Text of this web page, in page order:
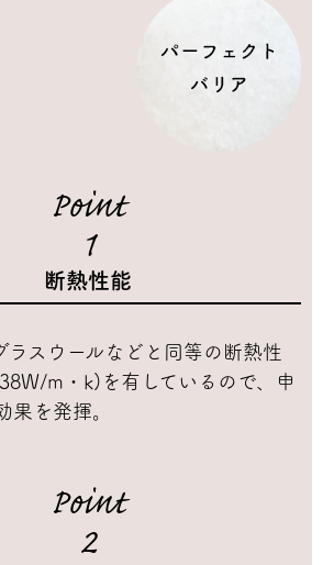
Point
1
断熱性能
ラスウールなどと同等の断熱性
m・k)を有しているので、申
果を発揮。
Point
2